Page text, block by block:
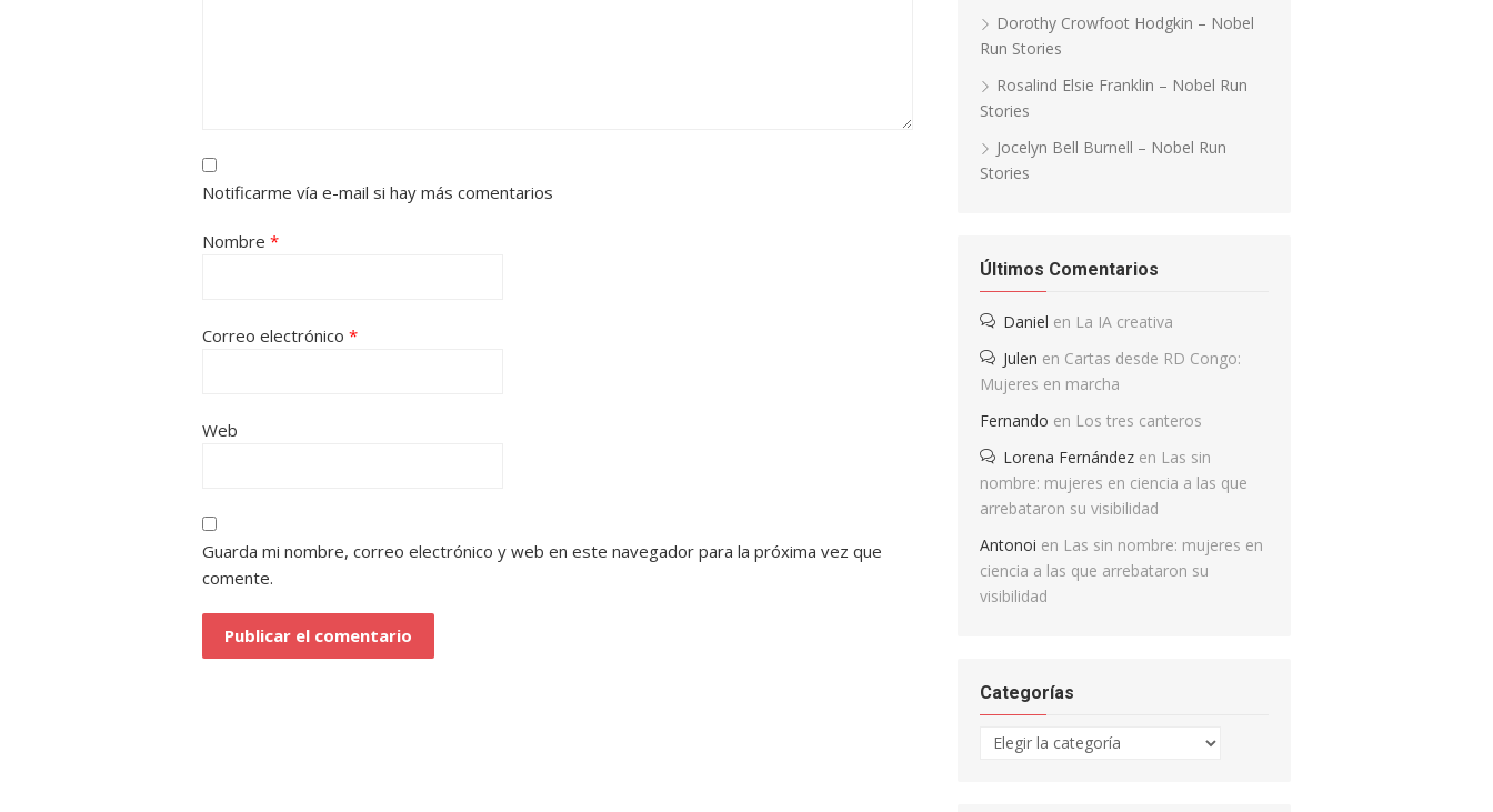
Notificarme vía e-mail si hay más comentarios
Nombre *
Correo electrónico *
Web
Guarda mi nombre, correo electrónico y web en este navegador para la próxima vez que
comente.
Dorothy Crowfoot Hodgkin – Nobel
Run Stories
Rosalind Elsie Franklin – Nobel Run
Stories
Jocelyn Bell Burnell – Nobel Run
Stories
Últimos Comentarios
Daniel en La IA creativa
Julen en Cartas desde RD Congo:
Mujeres en marcha
Fernando en Los tres canteros
Lorena Fernández en Las sin
nombre: mujeres en ciencia a las que
arrebataron su visibilidad
Antonoi en Las sin nombre: mujeres en
ciencia a las que arrebataron su
visibilidad
Categorías
Categorías